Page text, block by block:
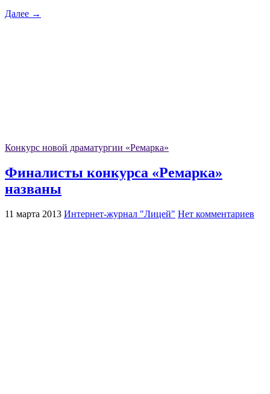
Далее →
Конкурс новой драматургии «Ремарка»
Финалисты конкурса «Ремарка»
названы
11 марта 2013 Интернет-журнал "Лицей" Нет комментариев